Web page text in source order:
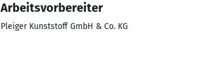
Arbeitsvorbereiter
Pleiger Kunststoff GmbH & Co. KG